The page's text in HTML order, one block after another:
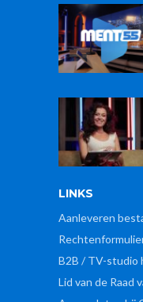
LINKS
Aanleveren
B2B / TV-studio
Lid van de Raad